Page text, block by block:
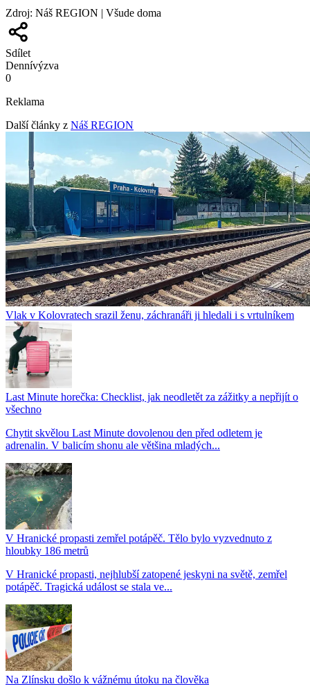
Zdroj: Náš REGION | Všude doma
Sdílet
Dennívýzva
0
Reklama
Další články z Náš REGION
Vlak v Kolovratech srazil ženu, záchranáři ji hledali i s vrtulníkem
Last Minute horečka: Checklist, jak neodletět za zážitky a nepřijít o
všechno
Chytit skvělou Last Minute dovolenou den před odletem je
adrenalin. V balicím shonu ale většina mladých...
V Hranické propasti zemřel potápěč. Tělo bylo vyzvednuto z
hloubky 186 metrů
V Hranické propasti, nejhlubší zatopené jeskyni na světě, zemřel
potápěč. Tragická událost se stala ve...
Na Zlínsku došlo k vážnému útoku na člověka